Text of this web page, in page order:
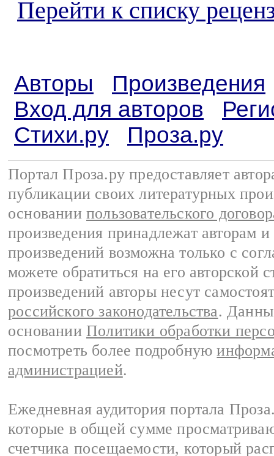
Перейти к списку
Авторы
Произведения
Вход для авторов
Стихи.ру
Проза.ру
Портал Проза.ру предоставляет
публикации своих литературных
основании пользовательского
произведения принадлежат авторам
произведений возможна только с
можете обратиться на его авторской
произведений авторы несут
российского законодательства.
основании Политики обработки
посмотреть более подробную
администрацией.
Ежедневная аудитория портала
которые в общей сумме
счетчика посещаемости, который